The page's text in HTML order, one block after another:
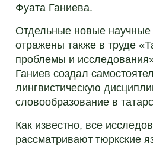
Фуата Ганиева.
Отдельные новые
отражены также в труде
проблемы и
Ганиев создал
лингвистическую
словообразование в
Как известно, все
рассматривают тюркские